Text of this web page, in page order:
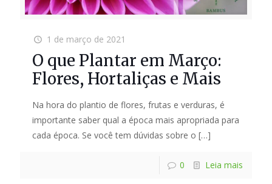
1 de março de 2021
O que Plantar em Março:
Flores, Hortaliças e Mais
Na hora do plantio de flores, frutas e verduras, é
importante saber qual a época mais apropriada para
cada época. Se você tem dúvidas sobre o […]
0 Leia mais